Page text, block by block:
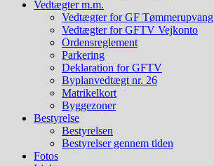
Vedtægter m.m.
Vedtægter for GF Tømmerupvang
Vedtægter for GFTV Vejkonto
Ordensreglement
Parkering
Deklaration for GFTV
Byplanvedtægt nr. 26
Matrikelkort
Byggezoner
Bestyrelse
Bestyrelsen
Bestyrelser gennem tiden
Fotos